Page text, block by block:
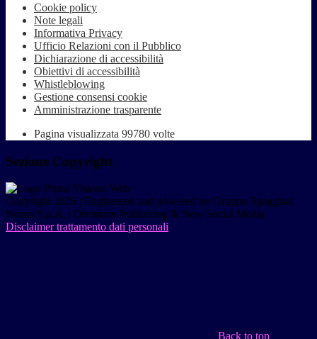
Cookie policy
Note legali
Informativa Privacy
Ufficio Relazioni con il Pubblico
Dichiarazione di accessibilità
Obiettivi di accessibilità
Whistleblowing
Gestione consensi cookie
Amministrazione trasparente
Pagina visualizzata 99780 volte
Sezione Copyright
Copyright 2026 | Engineered and powered by Gruppo Spaggiari
Parma S.p.A. | Divisione Publishing & New Social Media
Disclaimer trattamento dati personali
Back to top